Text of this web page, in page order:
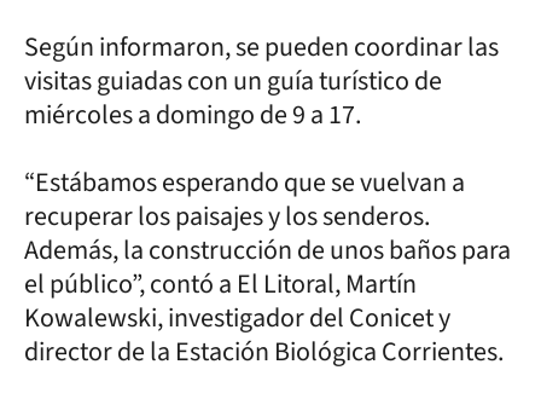
Según informaron, se pueden coordinar las
visitas guiadas con un guía turístico de
miércoles a domingo de 9 a 17.
“Estábamos esperando que se vuelvan a
recuperar los paisajes y los senderos.
Además, la construcción de unos baños para
el público”, contó a El Litoral, Martín
Kowalewski, investigador del Conicet y
director de la Estación Biológica Corrientes.